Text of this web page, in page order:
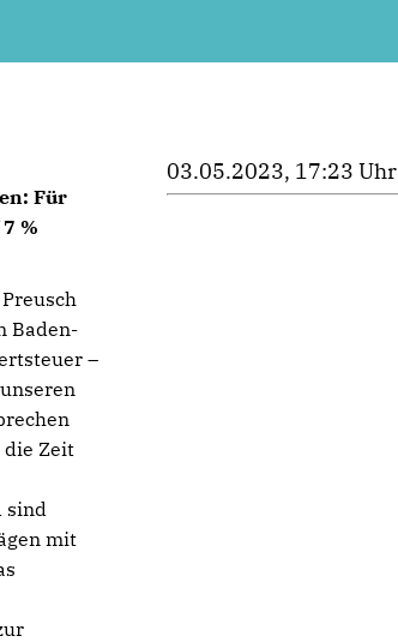
Für
%
Baden-
–
die Zeit
sind
mit
03.05.2023, 17:23 Uhr